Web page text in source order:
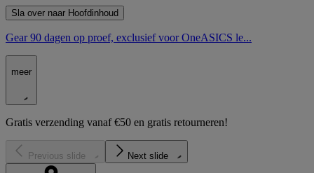
Sla over naar Hoofdinhoud
Gear 90 dagen op proef, exclusief voor OneASICS le...
meer
Gratis verzending vanaf €50 en gratis retourneren!
Previous slide Next slide